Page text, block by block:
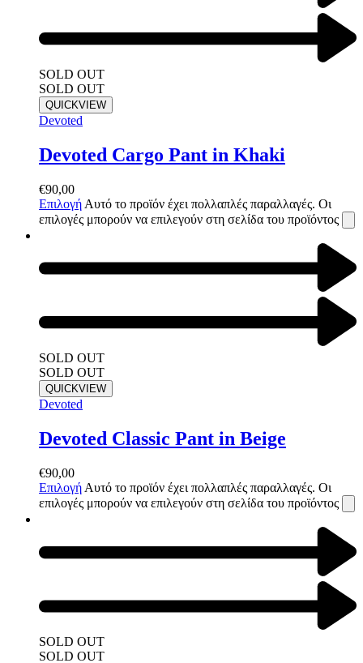
SOLD OUT
SOLD OUT
QUICKVIEW
Devoted
Devoted Cargo Pant in Khaki
€90,00
Επιλογή Αυτό το προϊόν έχει πολλαπλές παραλλαγές. Οι
επιλογές μπορούν να επιλεγούν στη σελίδα του προϊόντος
SOLD OUT
SOLD OUT
QUICKVIEW
Devoted
Devoted Classic Pant in Beige
€90,00
Επιλογή Αυτό το προϊόν έχει πολλαπλές παραλλαγές. Οι
επιλογές μπορούν να επιλεγούν στη σελίδα του προϊόντος
SOLD OUT
SOLD OUT